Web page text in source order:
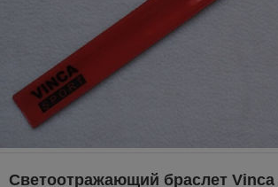
Светоотражающий браслет Vinca